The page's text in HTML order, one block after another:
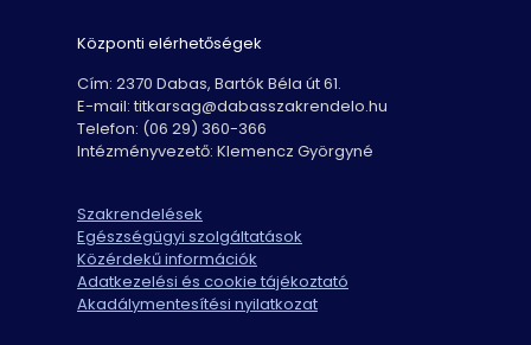
Központi elérhetőségek
Cím: 2370 Dabas, Bartók Béla út 61.
E-mail: titkarsag@dabasszakrendelo.hu
Telefon: (06 29) 360-366
Intézményvezető: Klemencz Györgyné
Szakrendelések
Egészségügyi szolgáltatások
Közérdekű információk
Adatkezelési és cookie tájékoztató
Akadálymentesítési nyilatkozat